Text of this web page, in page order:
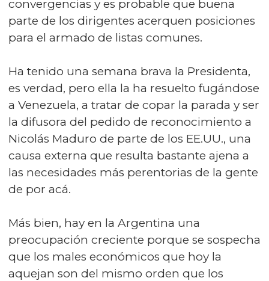
convergencias y es probable que buena
parte de los dirigentes acerquen posiciones
para el armado de listas comunes.
Ha tenido una semana brava la Presidenta,
es verdad, pero ella la ha resuelto fugándose
a Venezuela, a tratar de copar la parada y ser
la difusora del pedido de reconocimiento a
Nicolás Maduro de parte de los EE.UU., una
causa externa que resulta bastante ajena a
las necesidades más perentorias de la gente
de por acá.
Más bien, hay en la Argentina una
preocupación creciente porque se sospecha
que los males económicos que hoy la
aquejan son del mismo orden que los